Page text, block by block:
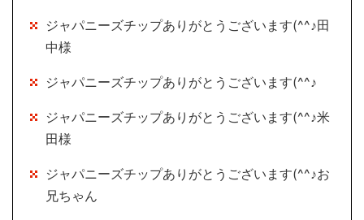
ジャパニーズチップありがとうございます(^^♪田
中様
ジャパニーズチップありがとうございます(^^♪
ジャパニーズチップありがとうございます(^^♪米
田様
ジャパニーズチップありがとうございます(^^♪お
兄ちゃん